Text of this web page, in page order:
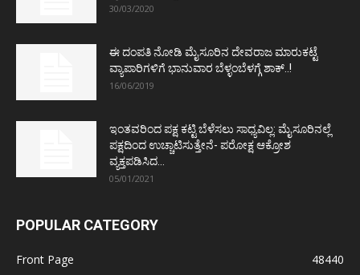
30/03/2020
ಈ ದಂಪತಿ ನೋಡಿ ಮೈಸೂರಿನ ದೇವರಾಜ ಮಾರುಕಟ್ಟೆ
ವ್ಯಾಪಾರಿಗಳಿಗೆ ಭಾನುವಾರ ಬೆಳ್ಳಂಬೆಳಗ್ಗೆ ಶಾಕ್..!
16/06/2019
ಇಂತವರಿಂದ ಪಕ್ಷ ಕಟ್ಟಿ ಬೆಳೆಸಲು ಸಾಧ್ಯವಿಲ್ಲ: ಮೈಸೂರಿನಲ್ಲೆ
ಪಕ್ಷದಿಂದ ಉಚ್ಚಾಟಿಸುತ್ತೇನೆ- ಪರೋಕ್ಷ ಆಕ್ರೋಶ
ವ್ಯಕ್ತಪಡಿಸಿದ...
05/01/2021
POPULAR CATEGORY
Front Page
48440